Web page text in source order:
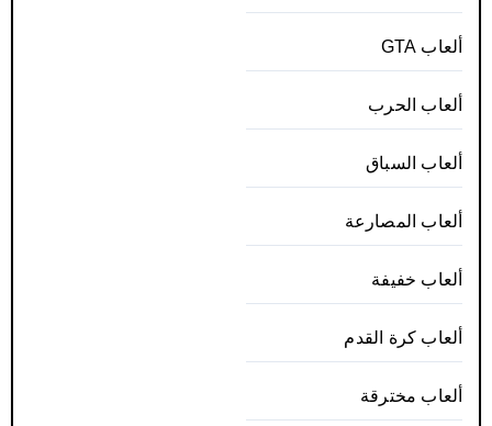
ألعاب GTA
ألعاب الحرب
ألعاب السباق
ألعاب المصارعة
ألعاب خفيفة
ألعاب كرة القدم
ألعاب مخترقة